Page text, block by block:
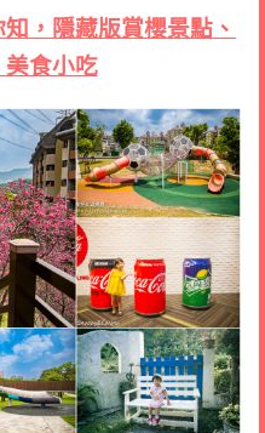
，隱藏版賞櫻景點、
食小吃